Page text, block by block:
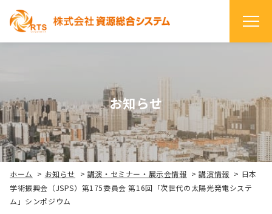
お知らせ
ホーム > お知らせ > 講演・セミナー・展示会情報 >講演情報 > 日本
学術振興会（JSPS）第175委員会 第16回「次世代の太陽光発電システ
ム」シンポジウム